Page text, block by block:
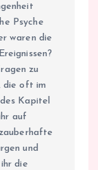
Psyche
waren die
zu
die oft im
Kapitel
auf
und
die